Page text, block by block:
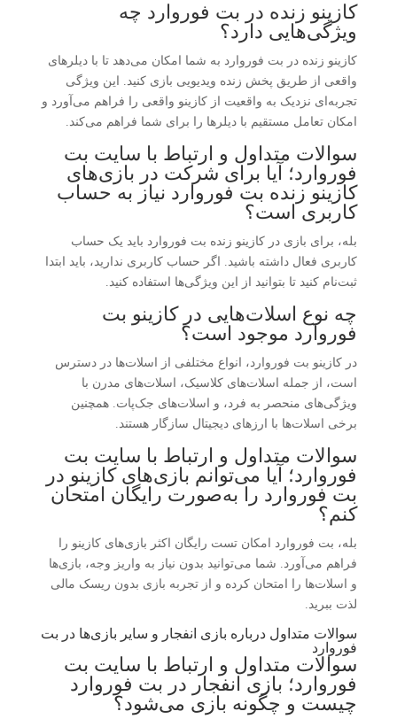
کازینو زنده در بت فوروارد چه
ویژگی‌هایی دارد؟
کازینو زنده در بت فوروارد به شما امکان می‌دهد تا با دیلرهای
واقعی از طریق پخش زنده ویدیویی بازی کنید. این ویژگی
تجربه‌ای نزدیک به واقعیت از کازینو واقعی را فراهم می‌آورد و
امکان تعامل مستقیم با دیلرها را برای شما فراهم می‌کند.
سوالات متداول و ارتباط با سایت بت
فوروارد؛ آیا برای شرکت در بازی‌های
کازینو زنده بت فوروارد نیاز به حساب
کاربری است؟
بله، برای بازی در کازینو زنده بت فوروارد باید یک حساب
کاربری فعال داشته باشید. اگر حساب کاربری ندارید، باید ابتدا
ثبت‌نام کنید تا بتوانید از این ویژگی‌ها استفاده کنید.
چه نوع اسلات‌هایی در کازینو بت
فوروارد موجود است؟
در کازینو بت فوروارد، انواع مختلفی از اسلات‌ها در دسترس
است، از جمله اسلات‌های کلاسیک، اسلات‌های مدرن با
ویژگی‌های منحصر به فرد، و اسلات‌های جک‌پات. همچنین
برخی اسلات‌ها با ارزهای دیجیتال سازگار هستند.
سوالات متداول و ارتباط با سایت بت
فوروارد؛ آیا می‌توانم بازی‌های کازینو در
بت فوروارد را به‌صورت رایگان امتحان
کنم؟
بله، بت فوروارد امکان تست رایگان اکثر بازی‌های کازینو را
فراهم می‌آورد. شما می‌توانید بدون نیاز به واریز وجه، بازی‌ها
و اسلات‌ها را امتحان کرده و از تجربه بازی بدون ریسک مالی
لذت ببرید.
سوالات متداول درباره بازی انفجار و سایر بازی‌ها در بت
فوروارد
سوالات متداول و ارتباط با سایت بت
فوروارد؛ بازی انفجار در بت فوروارد
چیست و چگونه بازی می‌شود؟